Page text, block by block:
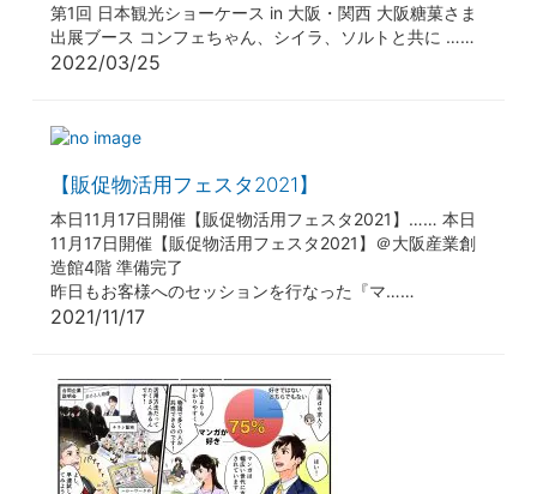
第1回 日本観光ショーケース in 大阪・関西 大阪糖菓さま
出展ブース コンフェちゃん、シイラ、ソルトと共に ……
2022/03/25
【販促物活用フェスタ2021】
本日11月17日開催【販促物活用フェスタ2021】…… 本日
11月17日開催【販促物活用フェスタ2021】＠大阪産業創
造館4階 準備完了
昨日もお客様へのセッションを行なった『マ……
2021/11/17